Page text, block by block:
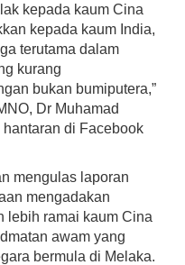
kepada kaum Cina
kepada kaum India,
terutama dalam
kurang
bukan bumiputera,”
Dr Muhamad
hantaran di Facebook
mengulas laporan
mengadakan
lebih ramai kaum Cina
awam yang
bermula di Melaka.